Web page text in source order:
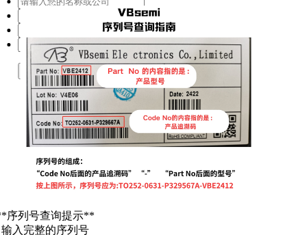
提交
序列号查询提示**
输入完整的序列号